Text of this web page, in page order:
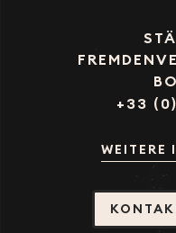
+33
WEITERE